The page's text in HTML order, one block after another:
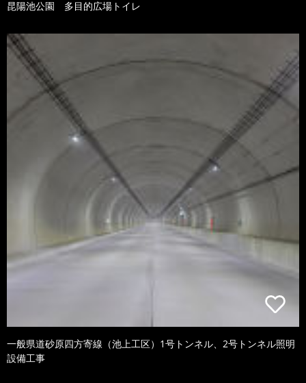
昆陽池公園 多目的広場トイレ
一般県道砂原四方寄線（池上工区）1号トンネル、2号トンネル照明
設備工事